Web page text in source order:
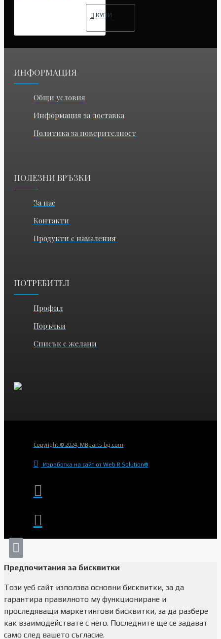
КУПИ
ИНФОРМАЦИЯ
Общи условия
Информация за доставка
Политика за поверителност
ПОЛЕЗНИ ВРЪЗКИ
За нас
Контакти
Продукти с намаления
ПОТРЕБИТЕЛ
Профил
Поръчки
Списък с желани
Copyright © 2024, MBparts-bg.com
Изработка на сайт от Web R Solution®
Предпочитания за бисквитки
Този уеб сайт използва основни бисквитки, за да
гарантира правилното му функциониране и
проследяващи маркетингови бисквитки, за да разбере
как взаимодействате с него. Последните ще се задават
само след вашето съгласие.